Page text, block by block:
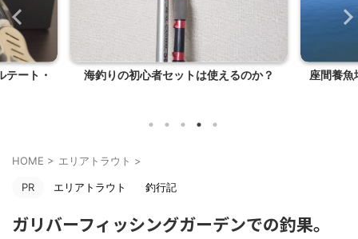
使えるのか？
座間養魚場(アメイズトラウトエリア)を
フ
HOME > エリアトラウト >
PR エリアトラウト 釣行記
ガリバーフィッシングガーデンでの釣果。